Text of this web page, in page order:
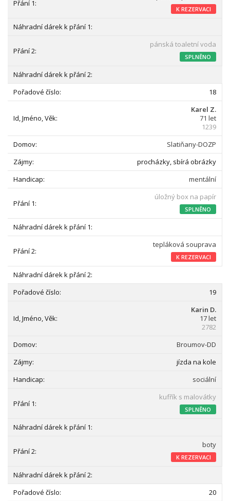
K REZERVACI
pánská toaletní voda
SPLNĚNO
18
Karel Z.
71 let
1239
Slatiňany-DOZP
procházky, sbírá obrázky
mentální
úložný box na papír
SPLNĚNO
tepláková souprava
K REZERVACI
19
Karin D.
17 let
2782
Broumov-DD
jízda na kole
sociální
kufřík s malovátky
SPLNĚNO
boty
K REZERVACI
20